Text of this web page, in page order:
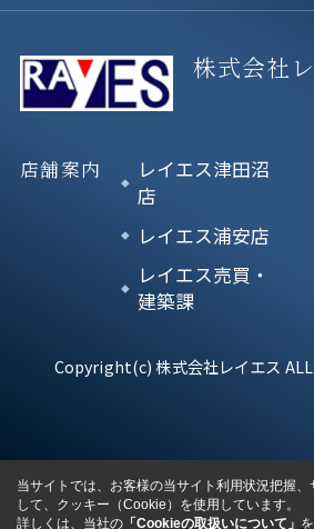
株式会社
店舗案内
レイエス津田沼
店
レイエス浦安店
レイエス売買・
建築課
Copyright(c) 株式会社レイエス
当サイトでは、お客様の当サイト利用状況把握、
して、クッキー（Cookie）を使用しています。
詳しくは、当社の 「Cookieの取扱いについて」